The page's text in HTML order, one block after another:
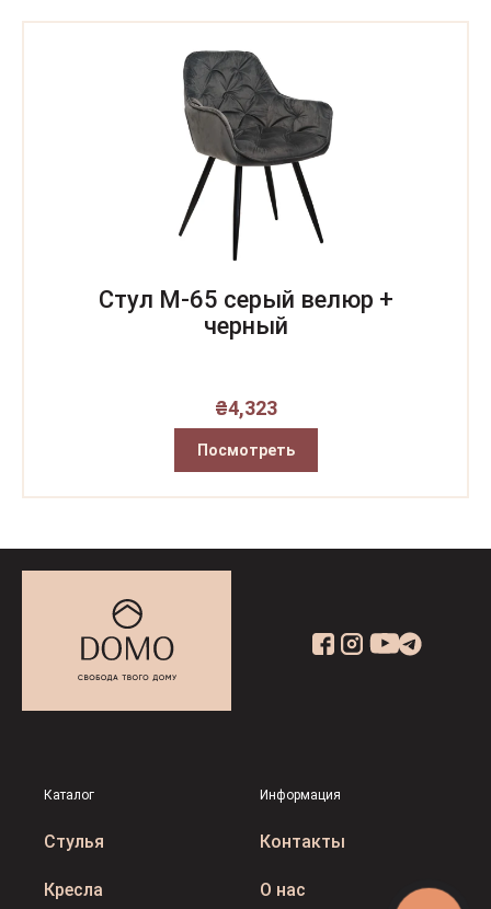
Стул M-65 серый велюр +
черный
₴4,323
Посмотреть
Каталог
Стулья
Кресла
Информация
Контакты
О нас